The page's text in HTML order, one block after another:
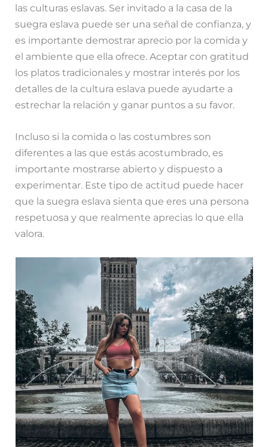
las culturas eslavas. Ser invitado a la casa de la
suegra eslava puede ser una señal de confianza, y
es importante demostrar aprecio por la comida y
el ambiente que ella ofrece. Aceptar con gratitud
los platos tradicionales y mostrar interés por los
detalles de la cultura eslava puede ayudarte a
estrechar la relación y ganar puntos a su favor.
Incluso si la comida o las costumbres son
diferentes a las que estás acostumbrado, es
importante mostrarse abierto y dispuesto a
experimentar. Este tipo de actitud puede hacer
que la suegra eslava sienta que eres una persona
respetuosa y que realmente aprecias lo que ella
valora.